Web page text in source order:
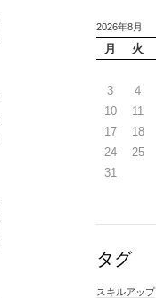
2026年8月
月 火
3
4
10
11
17
18
24
25
31
タグ
スキルアップ